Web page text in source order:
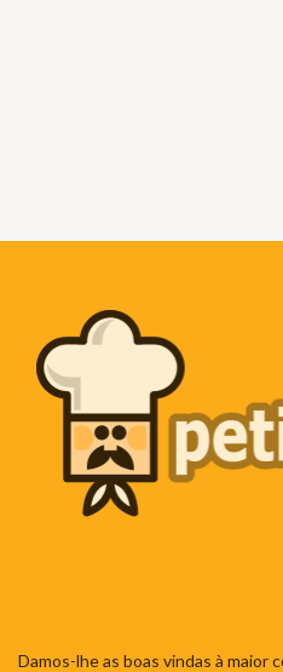
Damos-lhe as boas vindas à maior